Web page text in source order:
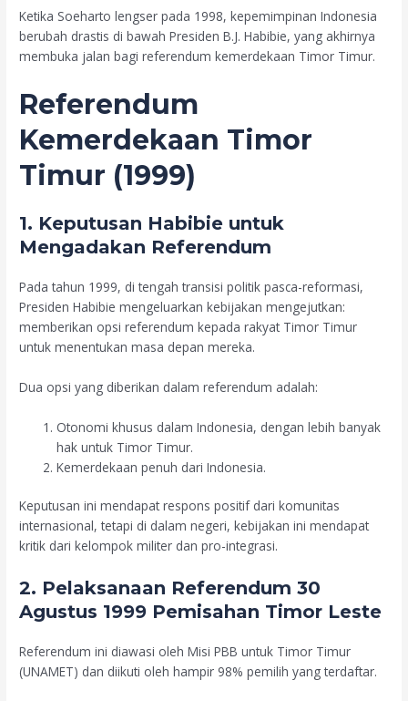
Ketika Soeharto lengser pada 1998, kepemimpinan Indonesia
berubah drastis di bawah Presiden B.J. Habibie, yang akhirnya
membuka jalan bagi referendum kemerdekaan Timor Timur.
Referendum
Kemerdekaan Timor
Timur (1999)
1. Keputusan Habibie untuk
Mengadakan Referendum
Pada tahun 1999, di tengah transisi politik pasca-reformasi,
Presiden Habibie mengeluarkan kebijakan mengejutkan:
memberikan opsi referendum kepada rakyat Timor Timur
untuk menentukan masa depan mereka.
Dua opsi yang diberikan dalam referendum adalah:
Otonomi khusus dalam Indonesia, dengan lebih banyak
hak untuk Timor Timur.
Kemerdekaan penuh dari Indonesia.
Keputusan ini mendapat respons positif dari komunitas
internasional, tetapi di dalam negeri, kebijakan ini mendapat
kritik dari kelompok militer dan pro-integrasi.
2. Pelaksanaan Referendum 30
Agustus 1999 Pemisahan Timor Leste
Referendum ini diawasi oleh Misi PBB untuk Timor Timur
(UNAMET) dan diikuti oleh hampir 98% pemilih yang terdaftar.